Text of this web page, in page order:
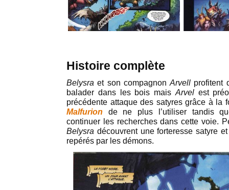
Histoire complète
Belysraet son compagnon Arvell profitent
balader dans les bois mais Arvelest
précédente attaque des satyres grâce à la
Malfurion de ne plus l’utiliser tandis
continuer les recherches dans cette voie.
Belysra découvrent une forteresse satyre
repérés par les démons.